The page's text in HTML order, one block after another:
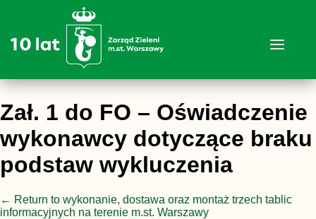
Zał. 1 do FO – Oświadczenie
wykonawcy dotyczące braku
podstaw wykluczenia
← Return to wykonanie, dostawa oraz montaż trzech tablic
informacyjnych na terenie m.st. Warszawy